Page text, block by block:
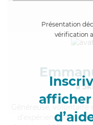
Présentation
vérification
à
, volontaire
d'expérience et